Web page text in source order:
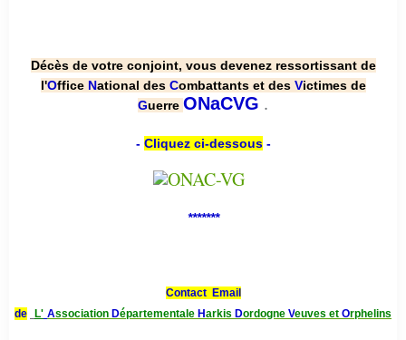
Décès de votre conjoint, vous devenez ressortissant de
l'Office National des Combattants et des Victimes de
Guerre ONaCVG .
- Cliquez ci-dessous-
*******
Contact Email
de
L' Association Départementale Harkis Dordogne Veuves et Orphelins